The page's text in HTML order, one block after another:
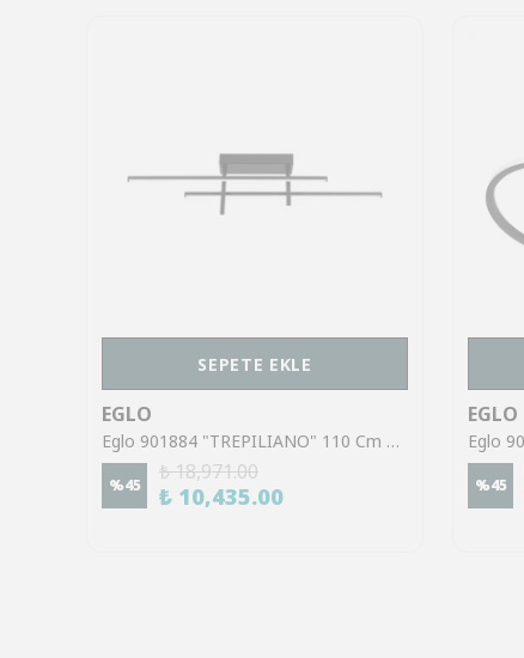
SEPETE EKLE
EGLO
Eglo 901884 "TREPILIANO" 110 Cm Uzunluğunda Siyah Alüminyum Çelik Tavan Armatürü
%45
₺ 18,971.00
₺ 10,435.00
EGLO
%45